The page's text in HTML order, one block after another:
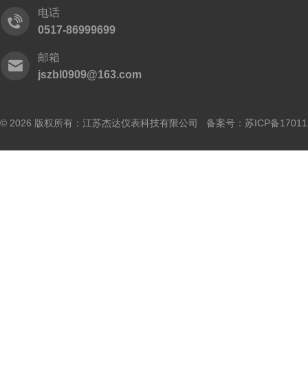
电话
0517-86999699
邮箱
jszbl0909@163.com
© 2026 版权所有：江苏杰达仪表科技有限公司 备案号： 苏ICP备